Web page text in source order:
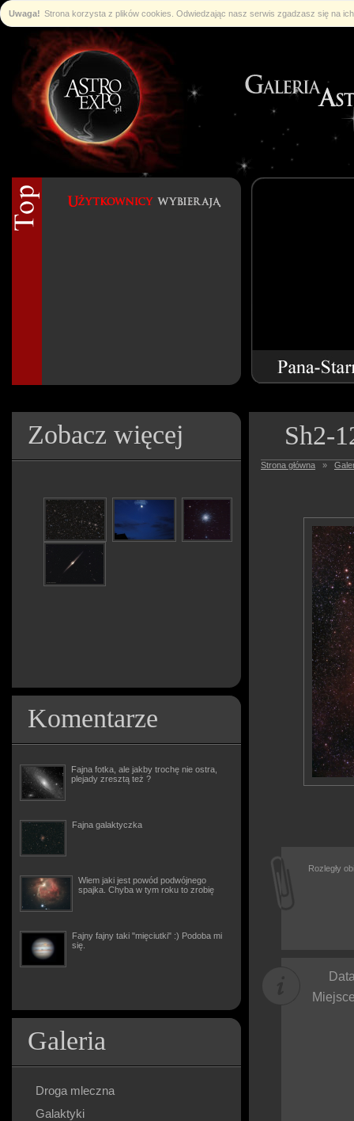
Uwaga! Strona korzysta z plików cookies. Odwiedzając nasz serwis zgadzasz się na
Zobacz więcej
Komentarze
Fajna fotka, ale jakby trochę nie ostra,
plejady zresztą też ?
Fajna galaktyczka
Wiem jaki jest powód podwójnego
spajka. Chyba w tym roku to zrobię
Fajny fajny taki "mięciutki" :) Podoba mi
się.
Galeria
Droga mleczna
Galaktyki
Sh2-
Strona główna »
Rozległy